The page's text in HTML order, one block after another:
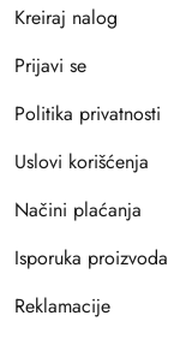
Kreiraj nalog
Prijavi se
Politika privatnosti
Uslovi korišćenja
Načini plaćanja
Isporuka proizvoda
Reklamacije